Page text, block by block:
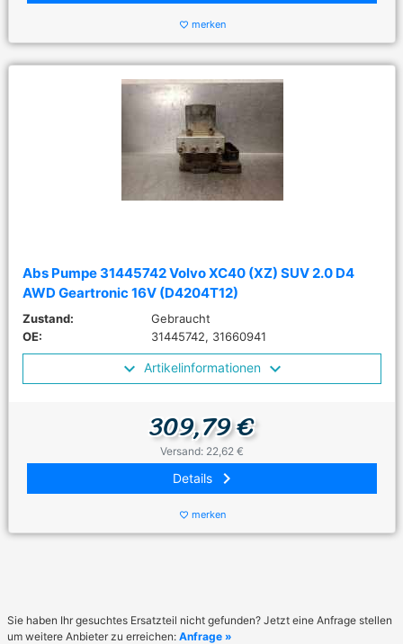
favorite_border merken
Abs Pumpe 31445742 Volvo XC40 (XZ) SUV 2.0 D4
AWD Geartronic 16V (D4204T12)
Zustand:
Gebraucht
OE:
31445742, 31660941
Artikelinformationen
309,79 €
Versand: 22,62 €
Details keyboard_arrow_right
favorite_border merken
Sie haben Ihr gesuchtes Ersatzteil nicht gefunden? Jetzt eine Anfrage stellen
um weitere Anbieter zu erreichen: Anfrage »